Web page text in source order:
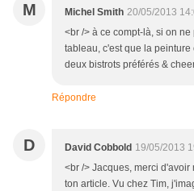
M Michel Smith 20/05/2013
<br /> à ce compt-là, si on
tableau, c'est que la
deux bistrots préférés &
Répondre
D David Cobbold 19/05/2013
<br /> Jacques, merci
ton article. Vu chez Tim,